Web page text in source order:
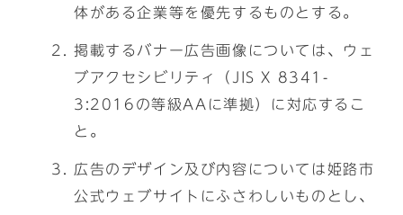
体がある企業等を優先するものとする。
掲載するバナー広告画像については、ウェ
ブアクセシビリティ（JIS X 8341-
3:2016の等級AAに準拠）に対応するこ
と。
広告のデザイン及び内容については姫路市
公式ウェブサイトにふさわしいものとし、